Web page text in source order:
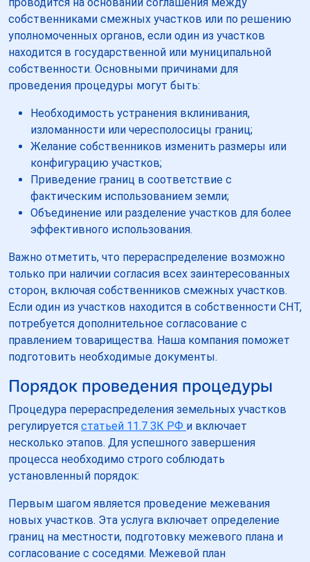
собственниками смежных участков или по решению
уполномоченных органов, если один из участков
находится в государственной или муниципальной
собственности. Основными причинами для
проведения процедуры могут быть:
Необходимость устранения вклинивания,
изломанности или чересполосицы границ;
Желание собственников изменить размеры или
конфигурацию участков;
Приведение границ в соответствие с
фактическим использованием земли;
Объединение или разделение участков для более
эффективного использования.
Важно отметить, что перераспределение возможно
только при наличии согласия всех заинтересованных
сторон, включая собственников смежных участков.
Если один из участков находится в собственности СНТ,
потребуется дополнительное согласование с
правлением товарищества. Наша компания поможет
подготовить необходимые документы.
Порядок проведения процедуры
Процедура перераспределения земельных участков
регулируется статьей 11.7 ЗК РФ и включает
несколько этапов. Для успешного завершения
процесса необходимо строго соблюдать
установленный порядок:
Первым шагом является проведение межевания
новых участков. Эта услуга включает определение
границ на местности, подготовку межевого плана и
согласование с соседями. Межевой план